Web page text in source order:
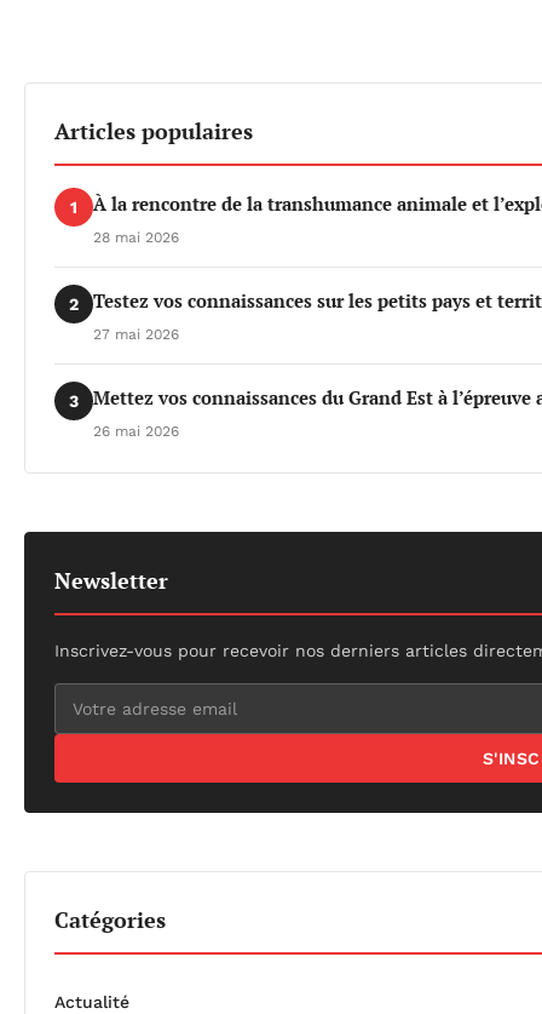
Articles populaires
1 À la rencontre de la transhumance animale et
28 mai 2026
2 Testez vos connaissances sur les petits pays et
27 mai 2026
3 Mettez vos connaissances du Grand Est à
26 mai 2026
Newsletter
Inscrivez-vous pour recevoir nos derniers articles
Catégories
Actualité